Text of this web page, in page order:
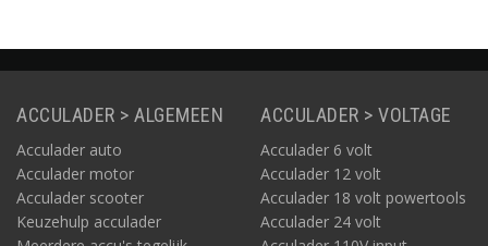
Meer laadregelaars bekijken? Alle laadregelaars kunt uhier
vinden.
ACCULADER > ALGEMEEN
Acculader auto
Acculader motor
Acculader scooter
Keuzehulp acculader
ACCULADER > VOLTAGE
Acculader 6 volt
Acculader 12 volt
Acculader 18 volt powertools
Acculader 24 volt